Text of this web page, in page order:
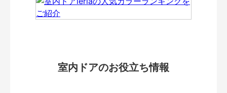
室内ドアのお役立ち情報